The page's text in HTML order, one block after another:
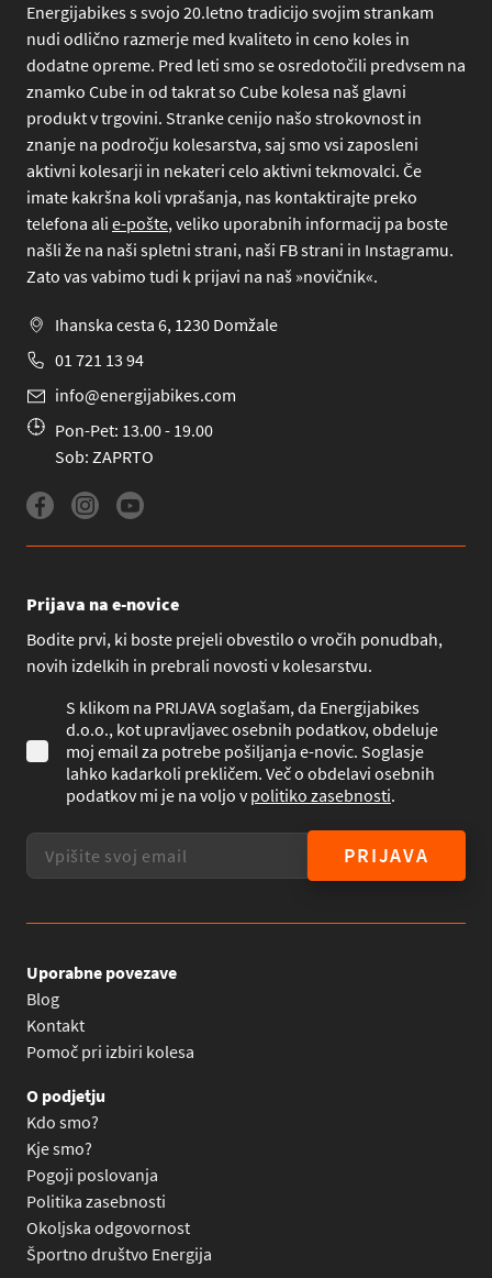
Energijabikes s svojo 20.letno tradicijo svojim strankam
nudi odlično razmerje med kvaliteto in ceno koles in
dodatne opreme. Pred leti smo se osredotočili predvsem na
znamko Cube in od takrat so Cube kolesa naš glavni
produkt v trgovini. Stranke cenijo našo strokovnost in
znanje na področju kolesarstva, saj smo vsi zaposleni
aktivni kolesarji in nekateri celo aktivni tekmovalci. Če
imate kakršna koli vprašanja, nas kontaktirajte preko
telefona ali e-pošte, veliko uporabnih informacij pa boste
našli že na naši spletni strani, naši FB strani in Instagramu.
Zato vas vabimo tudi k prijavi na naš »novičnik«.
Ihanska cesta 6, 1230 Domžale
01 721 13 94
info@energijabikes.com
Pon-Pet: 13.00 - 19.00
Sob: ZAPRTO
Prijava na e-novice
Bodite prvi, ki boste prejeli obvestilo o vročih ponudbah,
novih izdelkih in prebrali novosti v kolesarstvu.
S klikom na PRIJAVA soglašam, da Energijabikes
d.o.o., kot upravljavec osebnih podatkov, obdeluje
moj email za potrebe pošiljanja e-novic. Soglasje
lahko kadarkoli prekličem. Več o obdelavi osebnih
podatkov mi je na voljo vpolitiko zasebnosti.
PRIJAVA
Uporabne povezave
Blog
Kontakt
Pomoč pri izbiri kolesa
O podjetju
Kdo smo?
Kje smo?
Pogoji poslovanja
Politika zasebnosti
Okoljska odgovornost
Športno društvo Energija